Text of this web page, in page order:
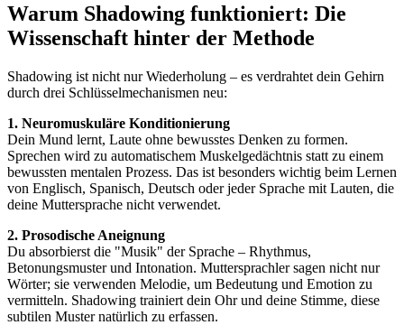
Warum Shadowing funktioniert: Die
Wissenschaft hinter der Methode
Shadowing ist nicht nur Wiederholung – es verdrahtet dein Gehirn
durch drei Schlüsselmechanismen neu:
1. Neuromuskuläre Konditionierung
Dein Mund lernt, Laute ohne bewusstes Denken zu formen.
Sprechen wird zu automatischem Muskelgedächtnis statt zu einem
bewussten mentalen Prozess. Das ist besonders wichtig beim Lernen
von Englisch, Spanisch, Deutsch oder jeder Sprache mit Lauten, die
deine Muttersprache nicht verwendet.
2. Prosodische Aneignung
Du absorbierst die "Musik" der Sprache – Rhythmus,
Betonungsmuster und Intonation. Muttersprachler sagen nicht nur
Wörter; sie verwenden Melodie, um Bedeutung und Emotion zu
vermitteln. Shadowing trainiert dein Ohr und deine Stimme, diese
subtilen Muster natürlich zu erfassen.